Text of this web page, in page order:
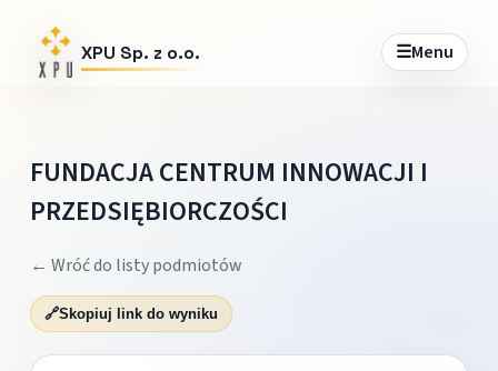
XPU Sp. z o.o. ☰Menu
FUNDACJA CENTRUM INNOWACJI I
PRZEDSIĘBIORCZOŚCI
← Wróć do listy podmiotów
🔗Skopiuj link do wyniku